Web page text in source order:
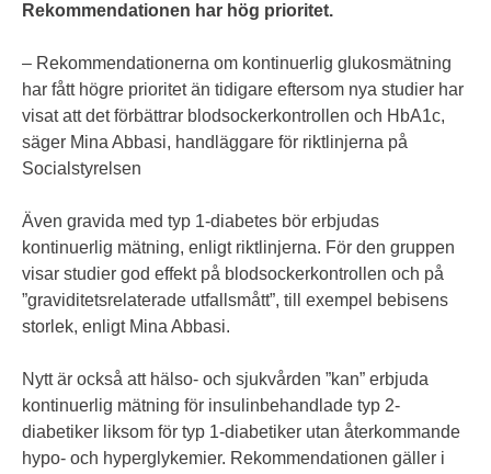
Rekommendationen har hög prioritet.
– Rekommendationerna om kontinuerlig glukosmätning
har fått högre prioritet än tidigare eftersom nya studier har
visat att det förbättrar blodsockerkontrollen och HbA1c,
säger Mina Abbasi, handläggare för riktlinjerna på
Socialstyrelsen
Även gravida med typ 1-diabetes bör erbjudas
kontinuerlig mätning, enligt riktlinjerna. För den gruppen
visar studier god effekt på blodsockerkontrollen och på
”graviditetsrelaterade utfallsmått”, till exempel bebisens
storlek, enligt Mina Abbasi.
Nytt är också att hälso- och sjukvården ”kan” erbjuda
kontinuerlig mätning för insulinbehandlade typ 2-
diabetiker liksom för typ 1-diabetiker utan återkommande
hypo- och hyperglykemier. Rekommendationen gäller i